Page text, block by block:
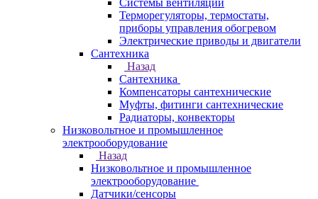
Системы вентиляции
Терморегуляторы, термостаты,
приборы управления обогревом
Электрические приводы и двигатели
Сантехника
Назад
Сантехника
Компенсаторы сантехнические
Муфты, фитинги сантехнические
Радиаторы, конвекторы
Низковольтное и промышленное
электрооборудование
Назад
Низковольтное и промышленное
электрооборудование
Датчики/сенсоры